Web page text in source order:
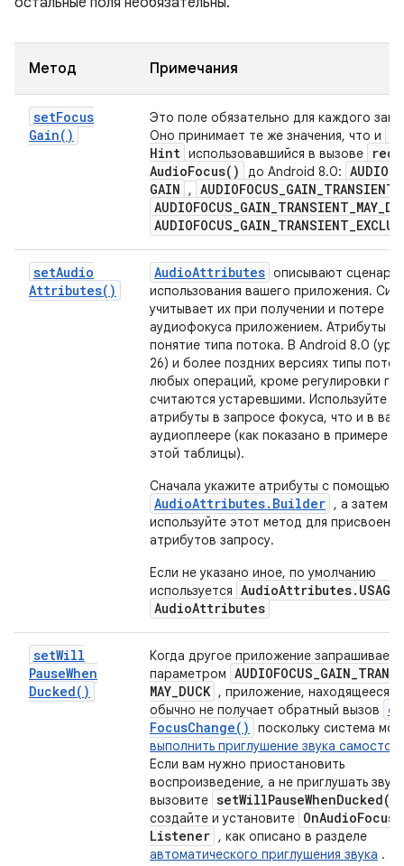
Метод Примечания
setFocus
Gain( )
Это поле обязательно для каждого
Оно принимает те же значения, что и
Hint использовавшийся в вызове
AudioFocus( ) до Android 8.0:
GAIN
, AUDIOFOCUS_GAIN_TRANSIENT
AUDIOFOCUS_GAIN_TRANSIENT_MAY_
AUDIOFOCUS_GAIN_TRANSIENT_
setAudio
Attributes( )
AudioAttributes описывают
использования вашего приложения.
учитывает их при получении и потере
аудиофокуса приложением. Атрибуты
понятие типа потока. В Android 8.0
26) и более поздних версиях типы
любых операций, кроме регулировки
считаются устаревшими. Используйте
атрибуты в запросе фокуса, что и в
аудиоплеере (как показано в примере
этой таблицы).
Сначала укажите атрибуты с помощью
AudioAttributes.Builder , а затем
используйте этот метод для присвоения
атрибутов запросу.
Если не указано иное, по умолчанию
используется
AudioAttributes
setWill
PauseWhen
Ducked( )
Когда другое приложение запрашивает
параметром AUDIOFOCUS_GAIN_
MAY_DUCK , приложение, находящееся
обычно не получает обратный вызов
on
FocusChange( )
поскольку система
выполнить приглушение звука
Если вам нужно приостановить
воспроизведение, а не приглушать звук,
вызовите setWillPauseWhenDucked(
создайте и установите OnAudioFocus
Listener , как описано в разделе
автоматического приглушения звука .